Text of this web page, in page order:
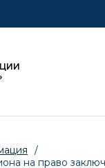
/
на право